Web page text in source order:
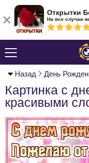
Назад День
Картинка с
красивыми
Открытки
На все случаи